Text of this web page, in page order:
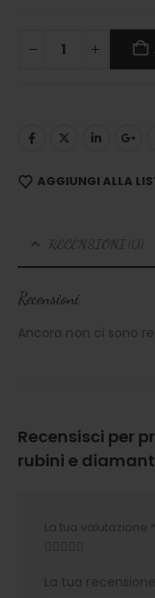
AGGIUNGI ALLA
RECENSIONI (0)
Recensioni
Ancora non ci sono
Recensisci per
rubini e
La tua valutazione *
La tua recensione